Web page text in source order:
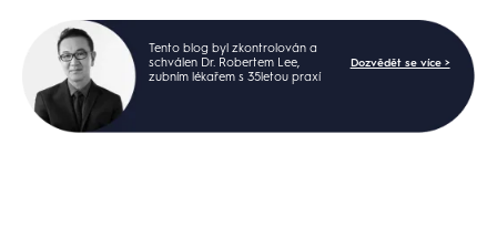
Tento blog byl zkontrolován a
schválen Dr. Robertem Lee,
zubním lékařem s 35letou praxí
Dozvědět se více >